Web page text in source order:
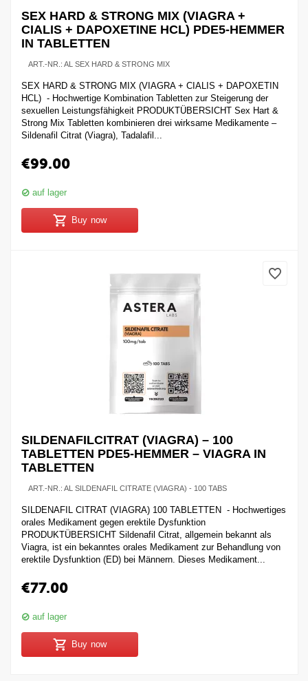
SEX HARD & STRONG MIX (VIAGRA +
CIALIS + DAPOXETINE HCL) PDE5-HEMMER
IN TABLETTEN
ART.-NR.: AL SEX HARD & STRONG MIX
SEX HARD & STRONG MIX (VIAGRA + CIALIS + DAPOXETIN
HCL) - Hochwertige Kombination Tabletten zur Steigerung der
sexuellen Leistungsfähigkeit PRODUKTÜBERSICHT Sex Hart &
Strong Mix Tabletten kombinieren drei wirksame Medikamente –
Sildenafil Citrat (Viagra), Tadalafil...
€99.00
auf lager
Buy now
SILDENAFILCITRAT (VIAGRA) – 100
TABLETTEN PDE5-HEMMER – VIAGRA IN
TABLETTEN
ART.-NR.: AL SILDENAFIL CITRATE (VIAGRA) - 100 TABS
SILDENAFIL CITRAT (VIAGRA) 100 TABLETTEN - Hochwertiges
orales Medikament gegen erektile Dysfunktion
PRODUKTÜBERSICHT Sildenafil Citrat, allgemein bekannt als
Viagra, ist ein bekanntes orales Medikament zur Behandlung von
erektile Dysfunktion (ED) bei Männern. Dieses Medikament...
€77.00
auf lager
Buy now